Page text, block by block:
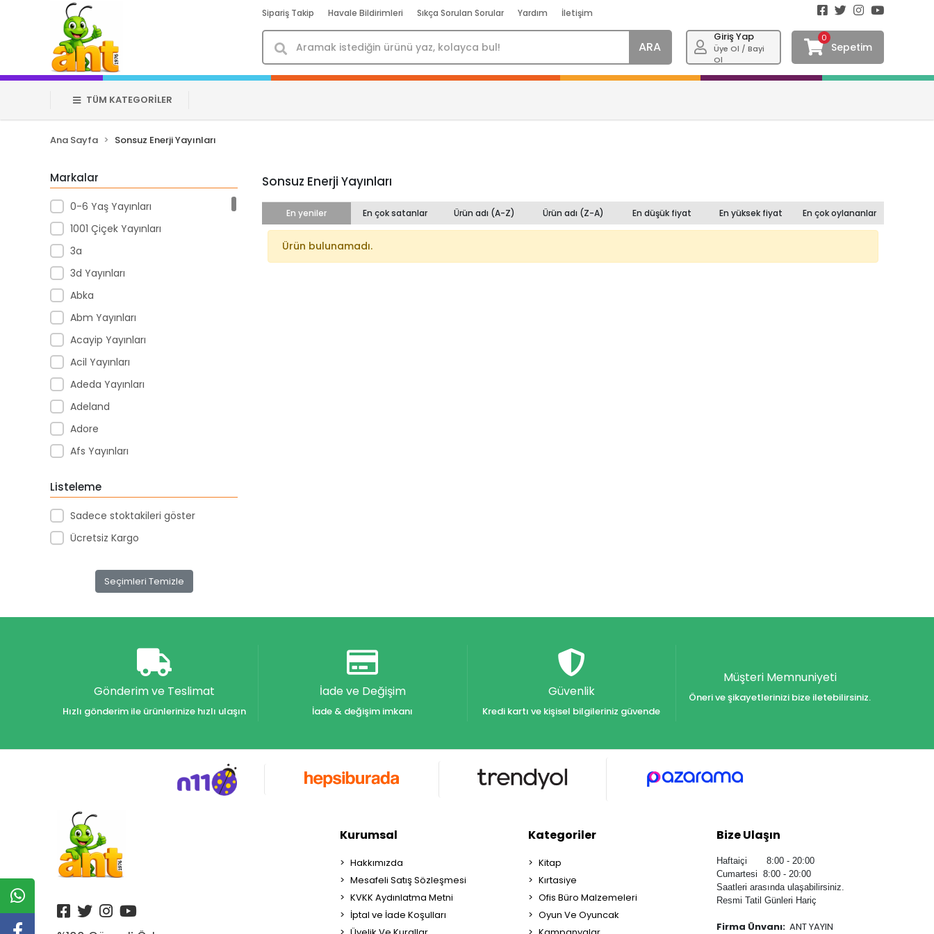
Sipariş Takip Havale Bildirimleri Sıkça Sorulan Sorular Yardım İletişim
ARA
Giriş Yap
Üye Ol / Bayi
Ol
0
Sepetim
TÜM KATEGORİLER
Ana Sayfa Sonsuz Enerji Yayınları
Markalar
0-6 Yaş Yayınları
1001 Çiçek Yayınları
3a
3d Yayınları
Abka
Abm Yayınları
Acayip Yayınları
Acil Yayınları
Adeda Yayınları
Adeland
Adore
Afs Yayınları
Agt
Aıhao
Akademi Denizi Yayınları
Akçağ Yayınları
Alfa Yayınları
Alfabe Yayınları
Altın Karma Yayınları
Altın Kitaplar Yayınevi
Altın Kitaplar Yayınları
Altınyıldız
Listeleme
Sadece stoktakileri göster
Ücretsiz Kargo
Seçimleri Temizle
Sonsuz Enerji Yayınları
En yeniler En çok satanlar Ürün adı (A-Z) Ürün adı (Z-A) En düşük fiyat En yüksek fiyat En çok oylananlar
Ürün bulunamadı.
Gönderim ve Teslimat
Hızlı gönderim ile ürünlerinize hızlı ulaşın
İade ve Değişim
İade & değişim imkanı
Güvenlik
Kredi kartı ve kişisel bilgileriniz güvende
Müşteri Memnuniyeti
Öneri ve şikayetlerinizi bize iletebilirsiniz.
Kurumsal
Hakkımızda
Mesafeli Satış Sözleşmesi
KVKK Aydınlatma Metni
İptal ve İade Koşulları
Kategoriler
Kitap
Kırtasiye
Ofis Büro Malzemeleri
Oyun Ve Oyuncak
Bize Ulaşın
Haftaiçi 8:00 - 20:00
Cumartesi 8:00 - 20:00
Saatleri arasında ulaşabilirsiniz.
Resmi Tatil Günleri Hariç
Firma Ünvanı: ANT YAYIN